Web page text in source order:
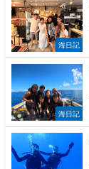
海日記
海日記